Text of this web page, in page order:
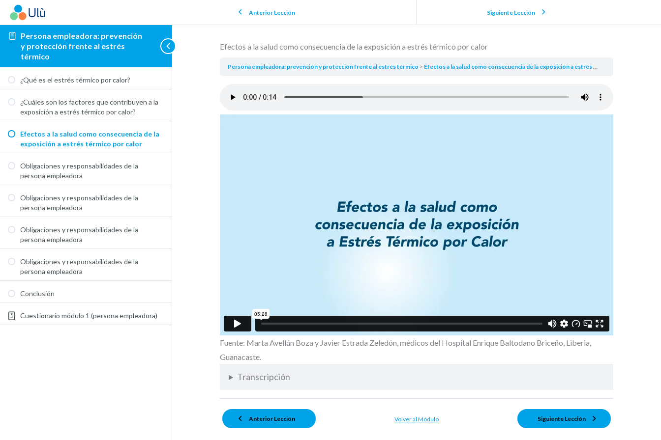
Persona empleadora: prevención
y protección frente al estrés
térmico
¿Qué es el estrés térmico por calor?
¿Cuáles son los factores que contribuyen a la
exposición a estrés térmico por calor?
Efectos a la salud como consecuencia de la
exposición a estrés térmico por calor
Obligaciones y responsabilidades de la
persona empleadora
Obligaciones y responsabilidades de la
persona empleadora
Obligaciones y responsabilidades de la
persona empleadora
Obligaciones y responsabilidades de la
persona empleadora
Conclusión
Cuestionario módulo 1 (persona empleadora)
Anterior Lección Siguiente Lección
Efectos a la salud como consecuencia de la exposición a estrés térmico por calor
Persona empleadora: prevención y protección frente al estrés térmico Efectos a la salud como consecuencia de la exposición a estrés térmico por calor
Fuente: Marta Avellán Boza y Javier Estrada Zeledón, médicos del Hospital Enrique Baltodano Briceño, Liberia,
Guanacaste.
Transcripción
Anterior Lección Volver al Módulo Siguiente Lección